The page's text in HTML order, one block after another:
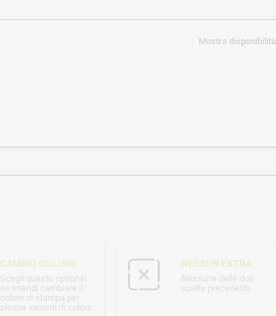
Mostra disponibilità
CAMBIO COLORE
Scegli questo optional
se intendi cambiare il
colore di stampa per
alcune varianti di colore.
NESSUN EXTRA
Nessuna delle due
scelte precedenti.